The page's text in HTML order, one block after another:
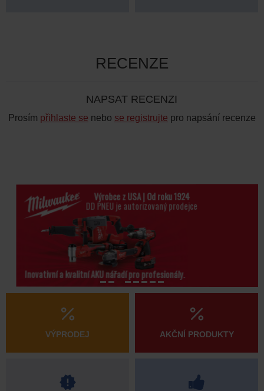
RECENZE
NAPSAT RECENZI
Prosím přihlaste se nebo se registrujte pro napsání recenze
Výrobce z USA | Od roku 1924
DD PNEU je autorizovaný prodejce
Inovativní a kvalitní AKU nářadí pro profesionály.
VÝPRODEJ AKČNÍ PRODUKTY